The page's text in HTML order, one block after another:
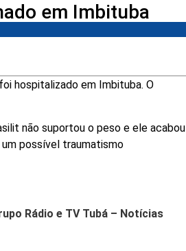
em Imbituba
hospitalizado em Imbituba. O
não suportou o peso e ele acabou
possível traumatismo
Rádio e TV Tubá – Notícias